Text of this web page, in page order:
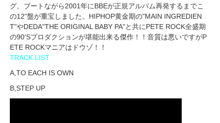
グ。ブートながら2001年にBBEが正規アルバム再発するまでこ
の12"盤が重宝しました。HIPHOP黄金期の"MAIN INGREDIEN
T"やDEDA"THE ORIGINAL BABY PA"と共にPETE ROCK全盛期
の90'Sプロダクションが堪能出来る傑作！！音質は悪いですがP
ETE ROCKマニアはドウゾ！！
TRACK LIST
A,TO EACH IS OWN
B,STEP UP